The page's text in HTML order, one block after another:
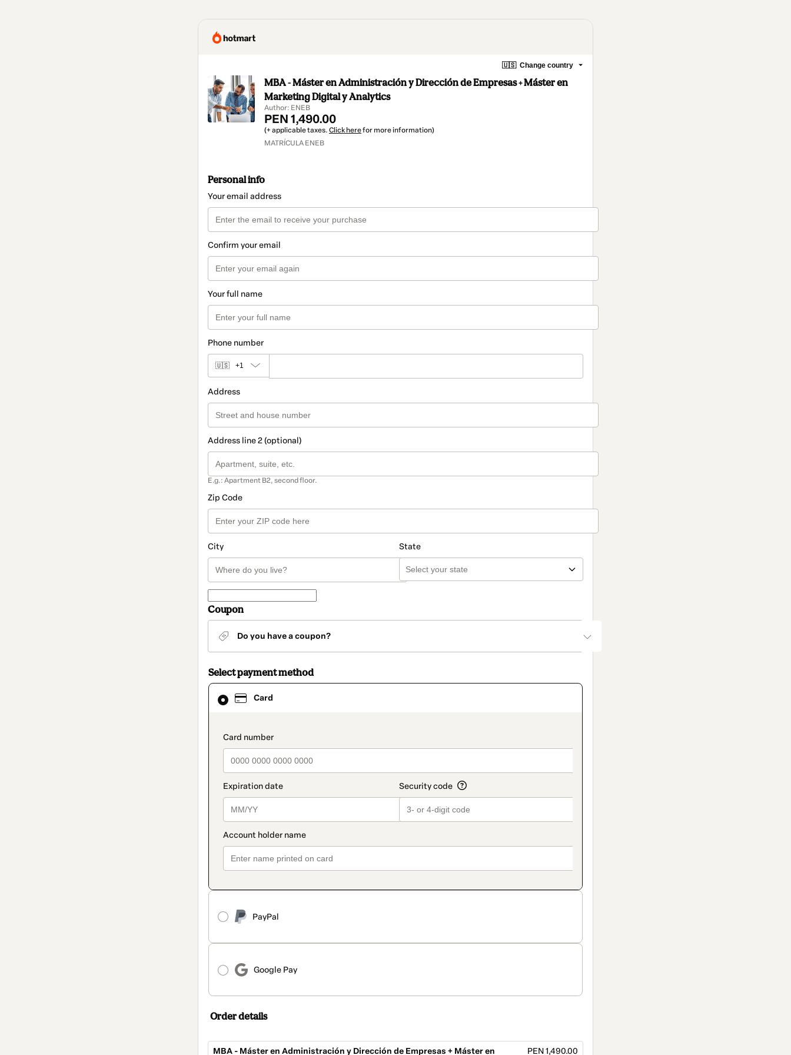
🇺🇸 Change country
MBA - Máster en Administración y Dirección de Empresas + Máster en
Marketing Digital y Analytics
Author: ENEB
PEN 1,490.00
(+ applicable taxes. Click herefor more information)
MATRÍCULA ENEB
Personal info
Your email address
Confirm your email
Your full name
Phone number
🇺🇸 +1
Address
Address line 2 (optional)
E.g.: Apartment B2, second floor.
Zip Code
City State
Coupon
Do you have a coupon?
Select payment method
Card
payment_data.section_title_v2
PayPal
Google Pay
Card
selected
method
Order details
MBA - Máster en Administración y Dirección de Empresas + Máster en PEN 1,490.00